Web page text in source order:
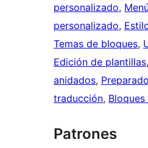
personalizado, Menú
personalizado,
Temas de bloques,
Edición de plantillas,
anidados,
traducción,
Patrones